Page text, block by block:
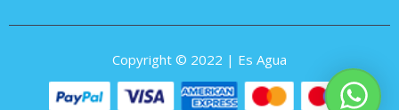
Copyright © 2022 | Es Agua